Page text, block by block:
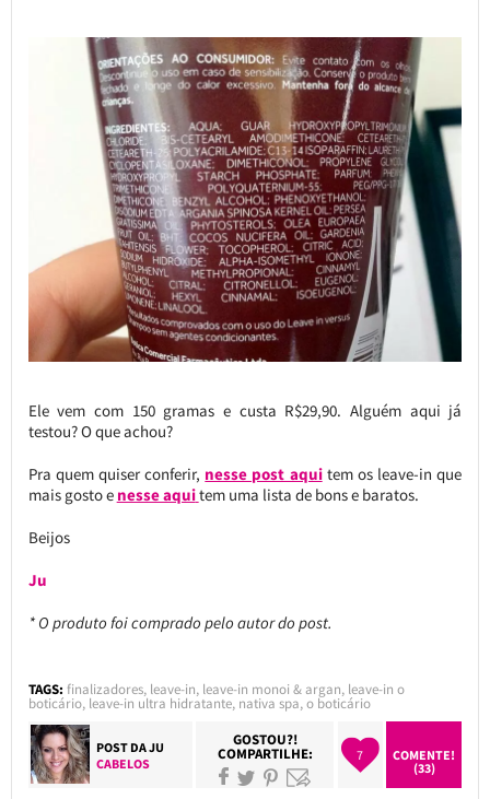
Ele vem com 150 gramas e custa R$29,90. Alguém aqui já
testou? O que achou?
Pra quem quiser conferir, nesse post aquitem os leave-in que
mais gosto e nesse aquitem uma lista de bons e baratos.
Beijos
Ju
* O produto foi comprado pelo autor do post.
TAGS: finalizadores, leave-in, leave-in monoi & argan, leave-in o
boticário, leave-in ultra hidratante, nativa spa,o boticário
POST DAJU
CABELOS
GOSTOU?!
COMPARTILHE: 7
COMENTE!
(33)